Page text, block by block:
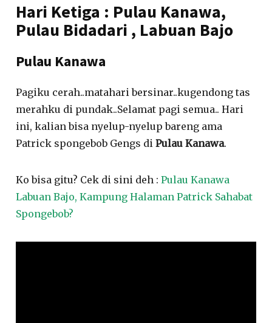
Hari Ketiga : Pulau Kanawa,
Pulau Bidadari , Labuan Bajo
Pulau Kanawa
Pagiku cerah..matahari bersinar..kugendong tas
merahku di pundak..Selamat pagi semua.. Hari
ini, kalian bisa nyelup-nyelup bareng ama
Patrick spongebob Gengs diPulau Kanawa.
Ko bisa gitu? Cek di sini deh :Pulau Kanawa
Labuan Bajo, Kampung Halaman Patrick Sahabat
Spongebob?